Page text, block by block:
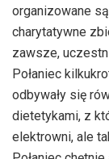
organizowane
charytatywne
zawsze,
Połaniec
odbywały się
dietetykami, z
elektrowni, ale